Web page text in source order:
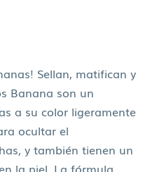
Sellan, matifican y
Banana son un
a su color ligeramente
ocultar el
y también tienen un
la piel. La fórmula